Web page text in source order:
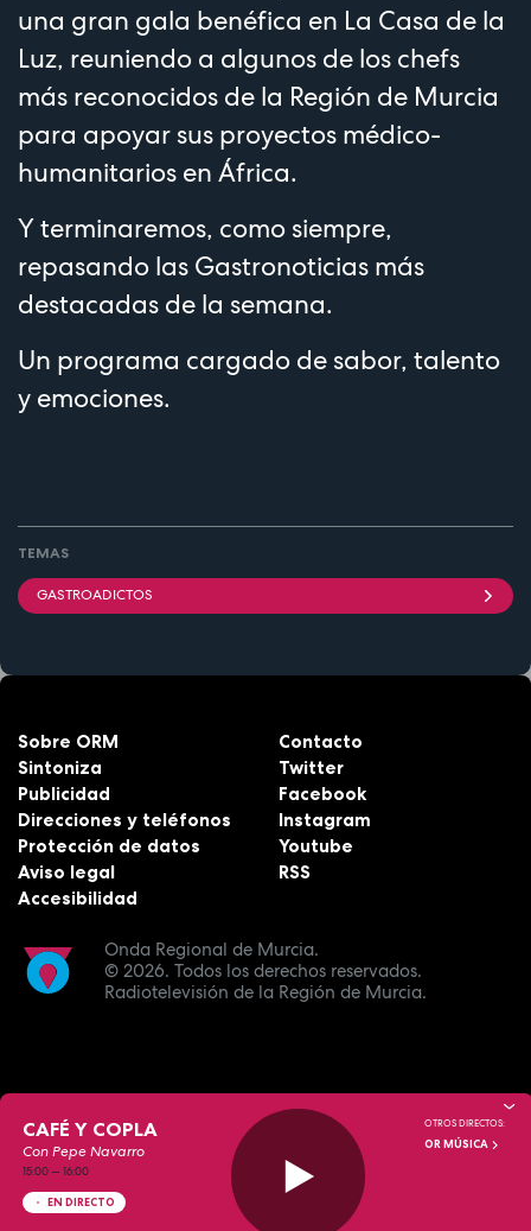
una gran gala benéfica en La Casa de la
Luz, reuniendo a algunos de los chefs
más reconocidos de la Región de Murcia
para apoyar sus proyectos médico-
humanitarios en África.
Y terminaremos, como siempre,
repasando las Gastronoticias más
destacadas de la semana.
Un programa cargado de sabor, talento
y emociones.
TEMAS
GASTROADICTOS
Onda Regional de Murcia.
© 2026. Todos los derechos reservados.
Radiotelevisión de la Región de Murcia.
Sobre ORM
Sintoniza
Publicidad
Direcciones y teléfonos
Protección de datos
Aviso legal
Accesibilidad
Contacto
Twitter
Facebook
Instagram
Youtube
RSS
CAFÉ Y COPLA
Con Pepe Navarro
15:00—16:00
EN DIRECTO
OTROS DIRECTOS:
OR MÚSICA